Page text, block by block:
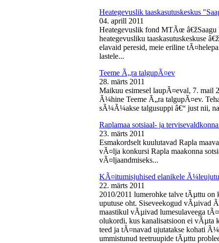
Heategevuslik taaskasutuskeskus
04. aprill 2011
Heategevuslik fond MTÃœ â€žSaagu
heategevusliku taaskasutuskeskuse
elavaid peresid, meie eriline
lastele...
Teeme Ã„ra talgupÃ¤ev
28. märts 2011
Maikuu esimesel laupÃ¤eval, 7.
Ã¼hine Teeme Ã„ra talgupÃ¤ev.
sÃ¼Ã¼akse talgusuppi â€“ just nii,
Raplamaa sotsiaal- ja
23. märts 2011
Esmakordselt kuulutavad Rapla
vÃ¤lja konkursi Rapla maakonna
vÃ¤ljaandmiseks...
KÃ¤itumisjuhised elanikele
22. märts 2011
2010/2011 lumerohke talve tÃµttu on
uputuse oht. Siseveekogud vÃµivad
maastikul vÃµivad lumesulaveega
olukordi, kus kanalisatsioon ei vÃµta
teed ja tÃ¤navad ujutatakse kohati
ummistunud teetruupide tÃµttu